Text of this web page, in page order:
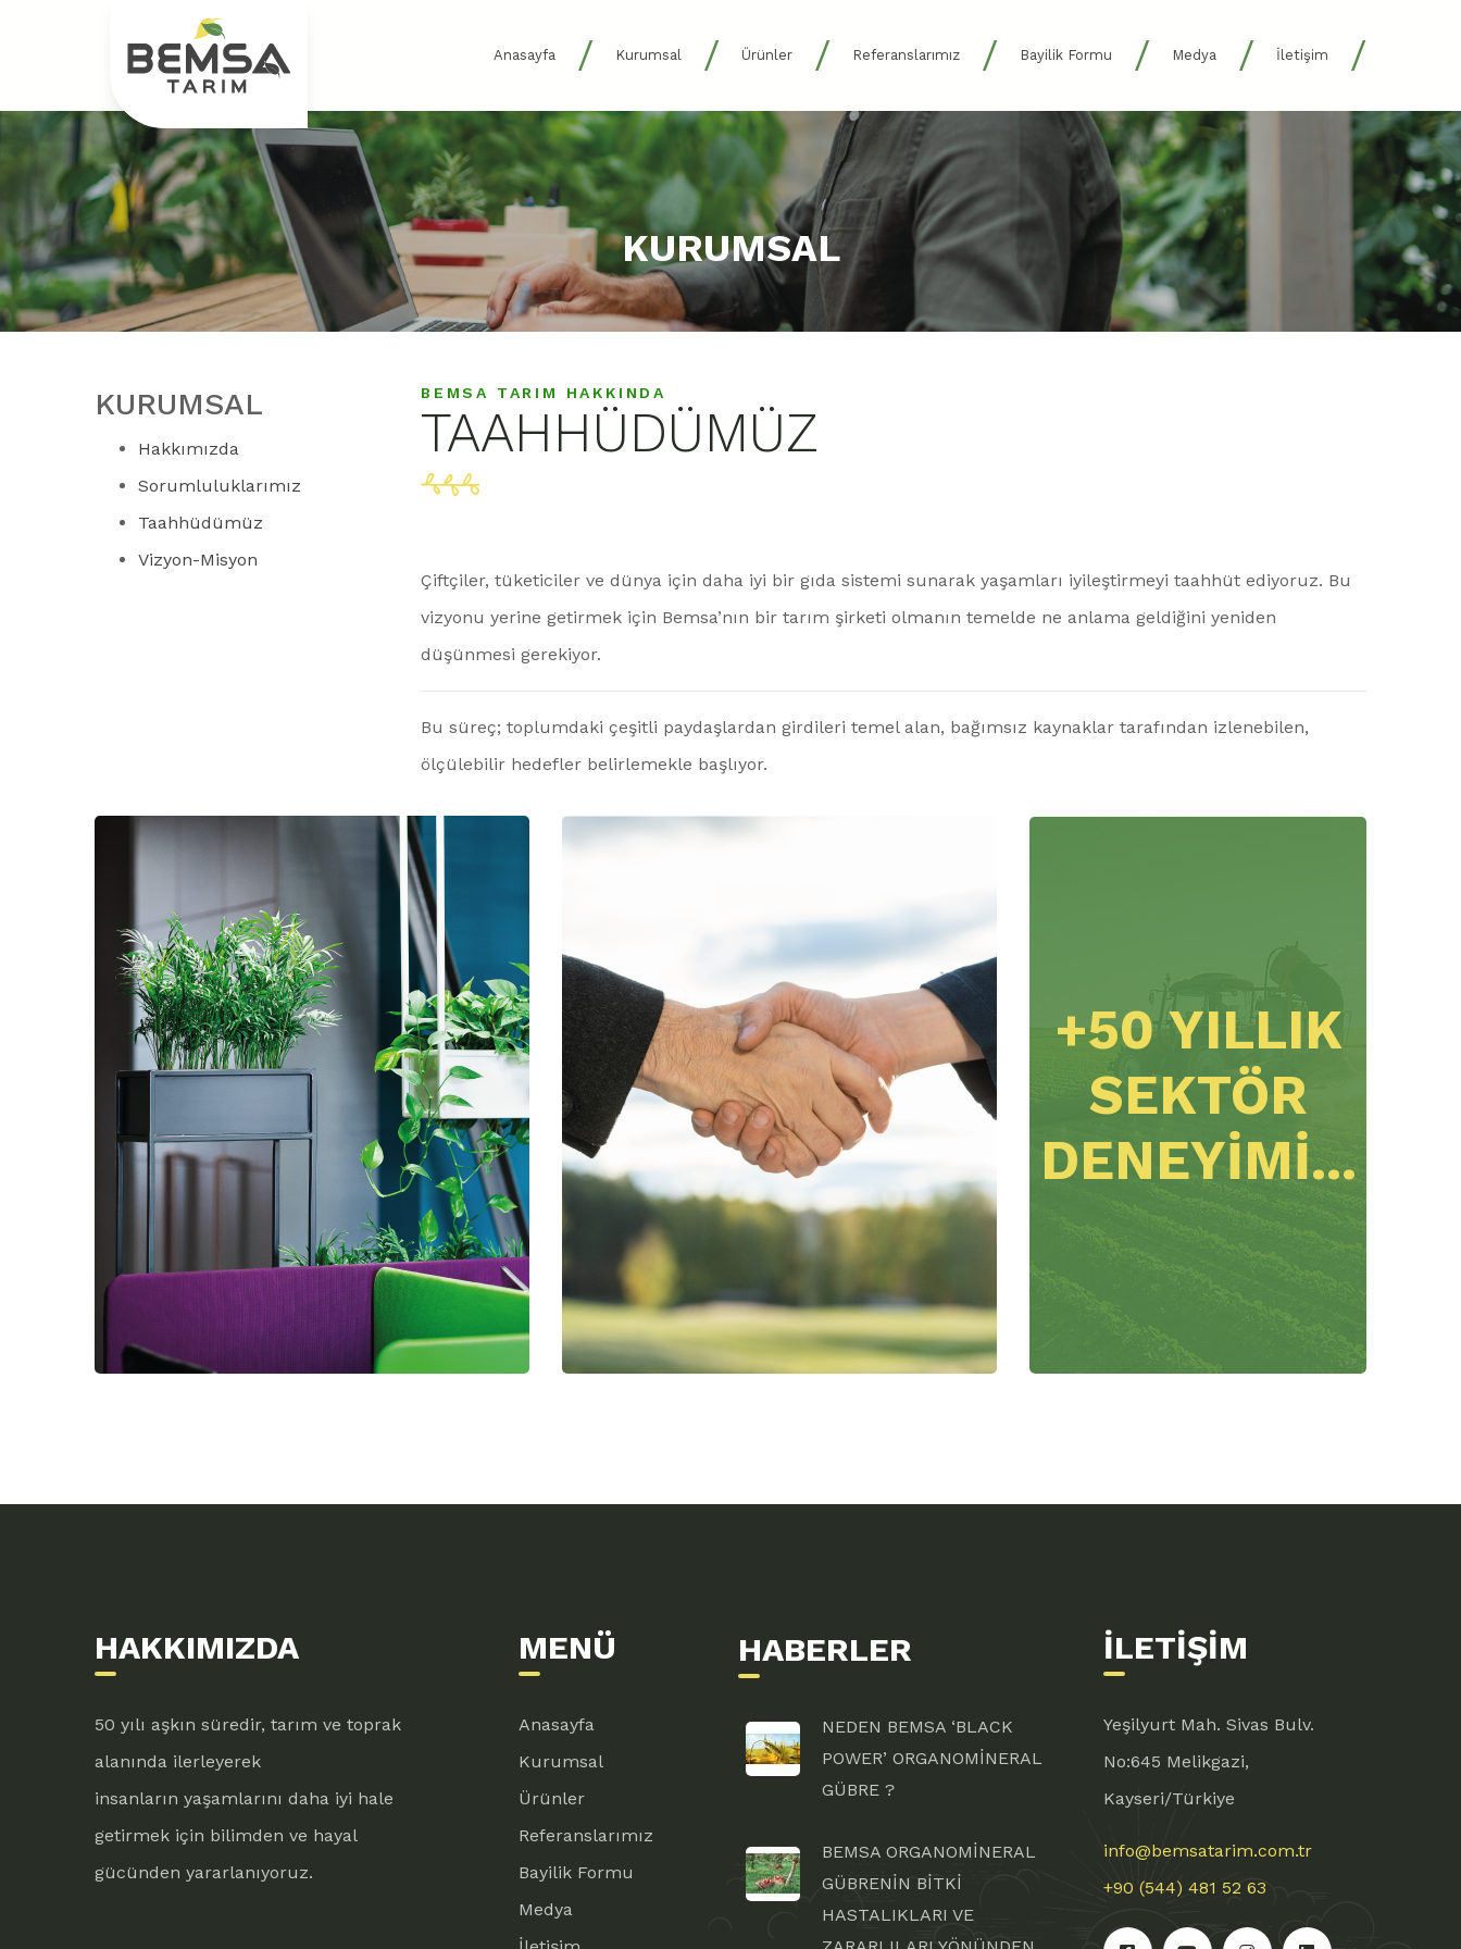
Anasayfa / Kurumsal / Ürünler / Referanslarımız / Bayilik Formu / Medya / İletişim /
KURUMSAL
KURUMSAL
Hakkımızda
Sorumluluklarımız
Taahhüdümüz
Vizyon-Misyon
BEMSA TARIM HAKKINDA
TAAHHÜDÜMÜZ
Çiftçiler, tüketiciler ve dünya için daha iyi bir gıda sistemi sunarak yaşamları iyileştirmeyi taahhüt ediyoruz. Bu
vizyonu yerine getirmek için Bemsa’nın bir tarım şirketi olmanın temelde ne anlama geldiğini yeniden
düşünmesi gerekiyor.
Bu süreç; toplumdaki çeşitli paydaşlardan girdileri temel alan, bağımsız kaynaklar tarafından izlenebilen,
ölçülebilir hedefler belirlemekle başlıyor.
+50 YILLIK
SEKTÖR
DENEYIMI...
HAKKIMIZDA
50 yılı aşkın süredir, tarım ve toprak
alanında ilerleyerek
insanların yaşamlarını daha iyi hale
getirmek için bilimden ve hayal
gücünden yararlanıyoruz.
MENÜ
Anasayfa
Kurumsal
Ürünler
Referanslarımız
Bayilik Formu
Medya
HABERLER
NEDEN BEMSA ‘BLACK
POWER’ ORGANOMİNERAL
GÜBRE ?
BEMSA ORGANOMİNERAL
GÜBRENİN BİTKİ
HASTALIKLARI VE
İLETIŞIM
Yeşilyurt Mah. Sivas Bulv.
No:645 Melikgazi,
Kayseri/Türkiye
info@bemsatarim.com.tr
+90 (544) 481 52 63